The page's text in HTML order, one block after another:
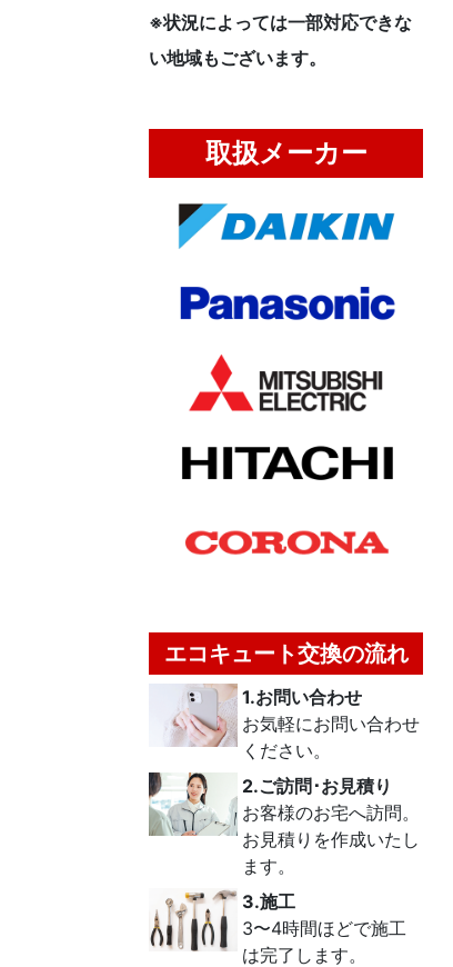
※状況によっては一部対応できな
い地域もございます。
取扱メーカー
エコキュート交換の流れ
1.お問い合わせ
お気軽にお問い合わせ
ください。
2.ご訪問･お見積り
お客様のお宅へ訪問。
お見積りを作成いたし
ます。
3.施工
3〜4時間ほどで施工
は完了します。